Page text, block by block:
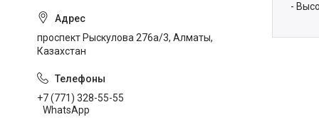
-
проспект Рыскулова 276а/3, Алматы,
Казахстан
+7 (771) 328-55-55
WhatsApp